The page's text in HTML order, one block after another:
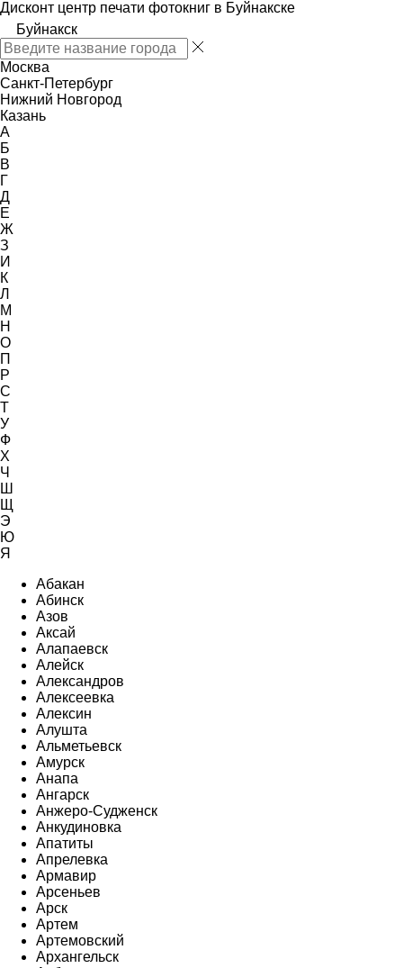
Дисконт центр печати фотокниг в Буйнакске
Буйнакск
Москва
Санкт-Петербург
Нижний Новгород
Казань
А
Б
В
Г
Д
Е
Ж
З
И
К
Л
М
Н
О
П
Р
С
Т
У
Ф
Х
Ч
Ш
Щ
Э
Ю
Я
Абакан
Абинск
Азов
Аксай
Алапаевск
Алейск
Александров
Алексеевка
Алексин
Алушта
Альметьевск
Амурск
Анапа
Ангарск
Анжеро-Судженск
Анкудиновка
Апатиты
Апрелевка
Армавир
Арсеньев
Арск
Артем
Артемовский
Архангельск